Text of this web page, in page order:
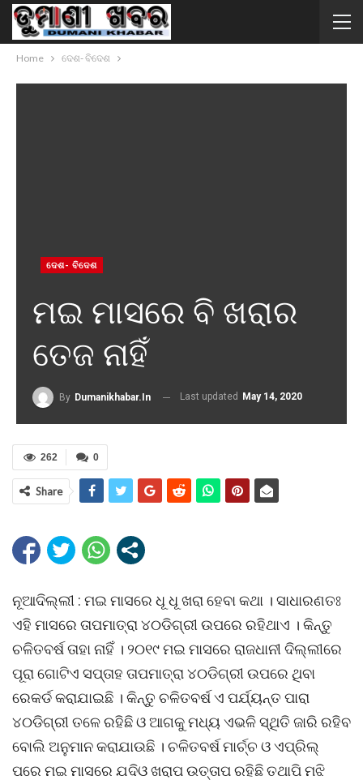
Home ଦେଶ- ବିଦେଶ
ଦେଶ- ବିଦେଶ
ମଇ ମାସରେ ବି ଖରାର
ତେଜ ନାହିଁ
By Dumanikhabar.in Last updated May 14, 2020
0
262
Share
ନୂଆଦିଲ୍ଲୀ : ମଇ ମାସରେ ଧୂ ଧୂ ଖରା ହେବା କଥା । ସାଧାରଣତଃ
ଏହି ମାସରେ ତାପମାତ୍ରା ୪୦ଡିଗ୍ରୀ ଉପରେ ରହିଥାଏ । କିନ୍ତୁ
ଚଳିତବର୍ଷ ତାହା ନାହିଁ । ୨୦୧୯ ମଇ ମାସରେ ରାଜଧାନୀ ଦିଲ୍ଲୀରେ
ପୂରା ଗୋଟିଏ ସପ୍ତାହ ତାପମାତ୍ରା ୪୦ଡିଗ୍ରୀ ଉପରେ ଥିବା
ରେକର୍ଡ କରାଯାଇଛି । କିନ୍ତୁ ଚଳିତବର୍ଷ ଏ ପର୍ଯ୍ୟନ୍ତ ପାରା
୪୦ଡିଗ୍ରୀ ତଳେ ରହିଛି ଓ ଆଗକୁ ମଧ୍ୟ ଏଭଳି ସ୍ଥିତି ଜାରି ରହିବ
ବୋଲି ଅନୁମାନ କରାଯାଉଛି । ଚଳିତବର୍ଷ ମାର୍ଚ୍ଚ ଓ ଏପ୍ରିଲ୍
ପରେ ମଇ ମାସରେ ଯଦିଓ ଖରାପ ଉତ୍ତାପ ରହିଛି ତଥାପି ମଝି